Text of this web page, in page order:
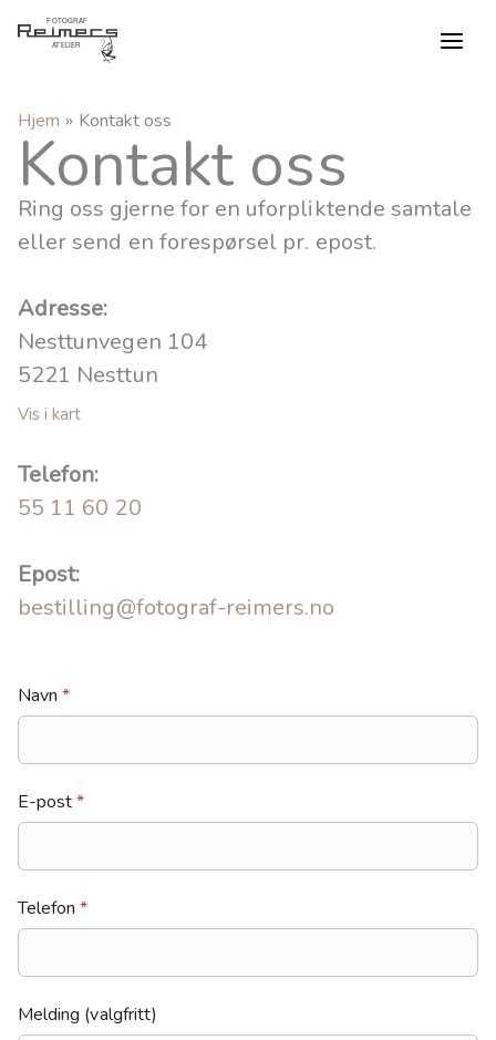
innholdet
Hjem Kontakt oss
Kontakt oss
Ring oss gjerne for en uforpliktende samtale
eller send en forespørsel pr. epost.
Adresse:
Nesttunvegen 104
5221 Nesttun
Vis i kart
Telefon:
55 11 60 20
Epost:
bestilling@fotograf-reimers.no
Navn*
E-post*
Telefon*
Melding (valgfritt)